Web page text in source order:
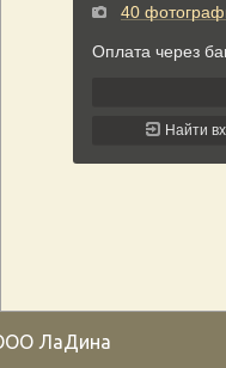
ЛаДина